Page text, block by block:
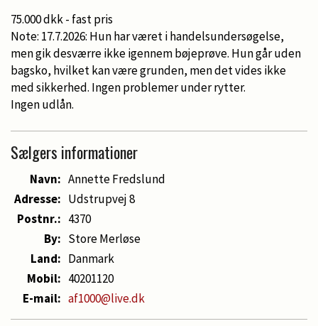
75.000 dkk - fast pris
Note: 17.7.2026: Hun har været i handelsundersøgelse,
men gik desværre ikke igennem bøjeprøve. Hun går uden
bagsko, hvilket kan være grunden, men det vides ikke
med sikkerhed. Ingen problemer under rytter.
Ingen udlån.
Sælgers informationer
Navn: Annette Fredslund
Adresse: Udstrupvej 8
Postnr.: 4370
By: Store Merløse
Land: Danmark
Mobil: 40201120
E-mail: af1000@live.dk